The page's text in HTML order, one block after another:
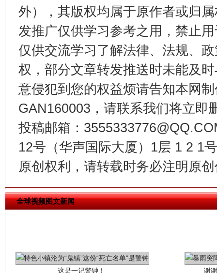
外），其版权均属于原作者或归
发推广仅供学习参考之用，禁止
仅供交流学习了解法律、法规、
权，部分文章转发推送时未能及
意侵犯到您的权益烦请告知本网
GAN160003，请联系我们将立即
投稿邮箱：
12号（华声国际大厦）1层 1 2 1
原创权利，请转载时务必注明原
全球视频图文新闻
网上购药对药下症？